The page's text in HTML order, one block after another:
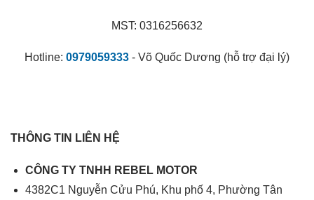
MST: 0316256632
Hotline: 0979059333 - Võ Quốc Dương (hỗ trợ đại lý)
THÔNG TIN LIÊN HỆ
CÔNG TY TNHH REBEL MOTOR
4382C1 Nguyễn Cửu Phú, Khu phố 4, Phường Tân